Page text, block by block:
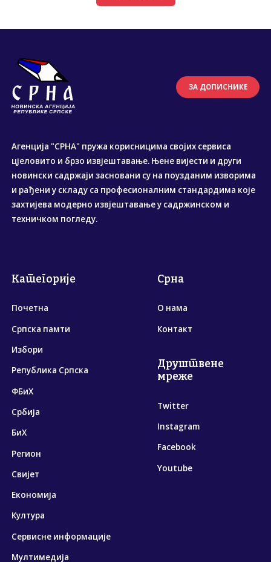
ЗА ДОПИСНИКЕ
Агенција "СРНА" пружа корисницима својих сервиса
цјеловито и брзо извјештавање. Њене вијести и други
новински садржаји засновани су на поузданим изворима
и рађени у складу са професионалним стандардима које
захтијева модерно извјештавање у садржинском и
техничком погледу.
Категорије
Почетна
Српска памти
Избори
Република Српска
ФБиХ
Србија
БиХ
Регион
Свијет
Економија
Култура
Сервисне информације
Мултимедија
Срна
О нама
Контакт
Друштвене
мреже
Twitter
Instagram
Facebook
Youtube